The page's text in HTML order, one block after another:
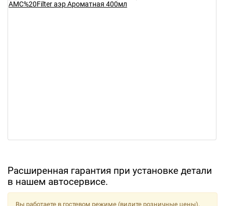
Расширенная гарантия при установке детали
в нашем автосервисе.
Вы работаете в гостевом режиме (видите розничные цены).